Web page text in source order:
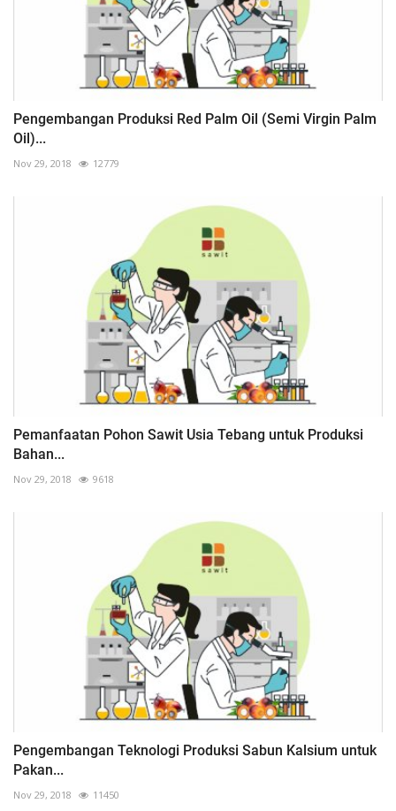
Pengembangan Produksi Red Palm Oil (Semi Virgin Palm
Oil)...
Nov 29, 2018 12779
Pemanfaatan Pohon Sawit Usia Tebang untuk Produksi
Bahan...
Nov 29, 2018 9618
Pengembangan Teknologi Produksi Sabun Kalsium untuk
Pakan...
Nov 29, 2018 11450